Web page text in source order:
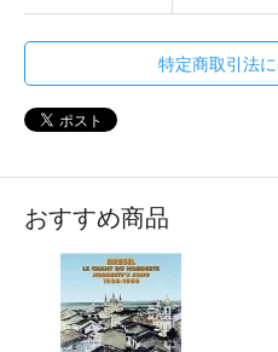
特定商取引法
おすすめ商品